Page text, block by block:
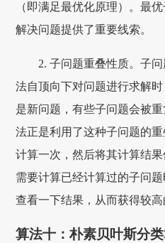
（即满足最优化原理）。最
解决问题提供了重要线索。
2. 子问题重叠性质。子
法自顶向下对问题进行求解
是新问题，有些子问题会被
法正是利用了这种子问题的
计算一次，然后将其计算结
需要计算已经计算过的子问
查看一下结果，从而获得较高
算法十：朴素贝叶斯分